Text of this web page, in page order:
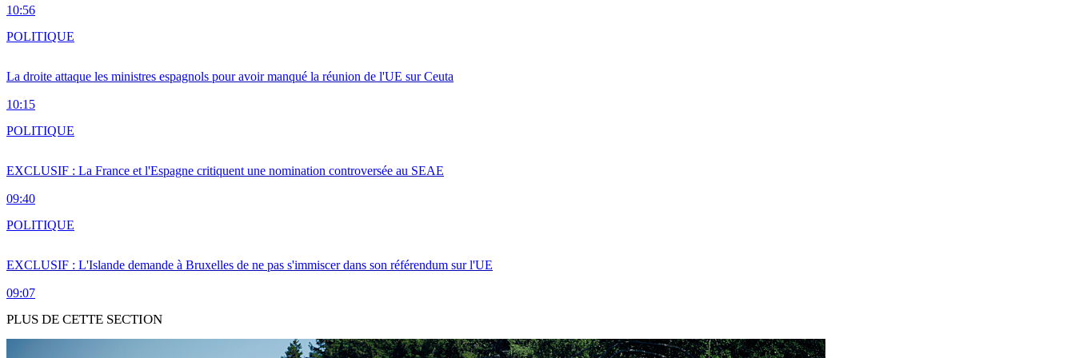
10:56
La droite attaque les ministres espagnols pour avoir manqué la réunion de l'UE sur Ceuta
10:15
POLITIQUE
EXCLUSIF : La France et l'Espagne critiquent une nomination controversée au SEAE
09:40
POLITIQUE
EXCLUSIF : L'Islande demande à Bruxelles de ne pas s'immiscer dans son référendum sur l'UE
09:07
POLITIQUE
PLUS DE CETTE SECTION